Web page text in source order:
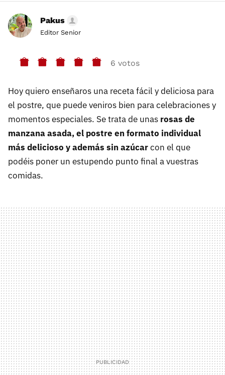
Pakus
Editor Senior
6 votos
Hoy quiero enseñaros una receta fácil y deliciosa para
el postre, que puede veniros bien para celebraciones y
momentos especiales. Se trata de unas rosas de
manzana asada, el postre en formato individual
más delicioso y además sin azúcarcon el que
podéis poner un estupendo punto final a vuestras
comidas.